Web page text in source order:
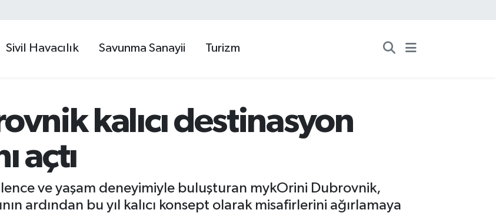
Sivil Havacılık Savunma Sanayii Turizm
kalıcı destinasyon
açtı
ve yaşam deneyimiyle buluşturan mykOrini Dubrovnik,
ardından bu yıl kalıcı konsept olarak misafirlerini ağırlamaya